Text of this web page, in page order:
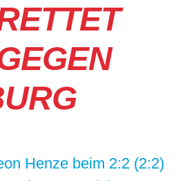
P
F
Henze beim 2:2 (2:2)